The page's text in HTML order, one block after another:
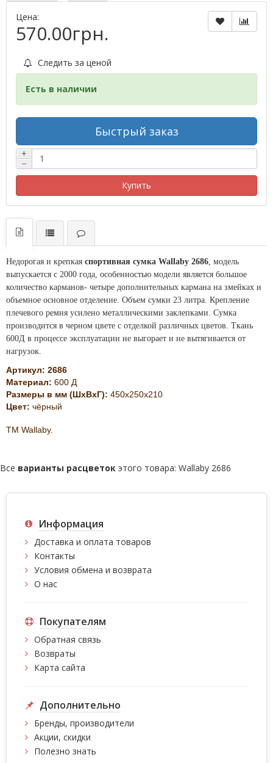
Цена:
570.00грн.
Следить за ценой
Есть в наличии
Быстрый заказ
+
−
Купить
Недорогая и крепкая спортивная сумка Wallaby 2686 , модель
выпускается с 2000 года, особенностью модели является большое
количество карманов- четыре дополнительных кармана на змейках и
объемное основное отделение. Объем сумки 23 литра. Крепление
плечевого ремня усилено металлическими заклепками. Сумка
производится в черном цвете с отделкой различных цветов. Ткань
600Д в процессе эксплуатации не выгорает и не вытягивается от
нагрузок.
Артикул: 2686
Материал: 600 Д
Размеры в мм (ШхВхГ): 450x250x210
Цвет: чёрный
ТМ Wallaby.
Все варианты расцветок этого товара: Wallaby 2686
Информация
Доставка и оплата товаров
Контакты
Условия обмена и возврата
О нас
Покупателям
Обратная связь
Возвраты
Карта сайта
Дополнительно
Бренды, производители
Акции, скидки
Полезно знать